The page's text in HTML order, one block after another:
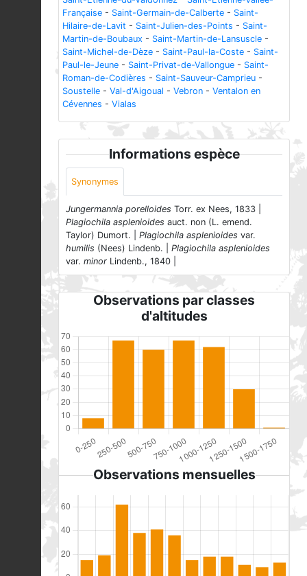
Française - Saint-Germain-de-Calberte - Saint-
Hilaire-de-Lavit - Saint-Julien-des-Points - Saint-
Martin-de-Boubaux - Saint-Martin-de-Lansuscle -
Saint-Michel-de-Dèze - Saint-Paul-la-Coste - Saint-
Paul-le-Jeune - Saint-Privat-de-Vallongue - Saint-
Roman-de-Codières - Saint-Sauveur-Camprieu -
Soustelle - Val-d'Aigoual - Vebron - Ventalon en
Cévennes - Vialas
Informations espèce
Synonymes
Jungermannia porelloides Torr. ex Nees, 1833 |
Plagiochila asplenioides auct. non (L. emend.
Taylor) Dumort. | Plagiochila asplenioides var.
humilis (Nees) Lindenb. | Plagiochila asplenioides
var. minor Lindenb., 1840 |
Observations par classes
d'altitudes
Observations mensuelles